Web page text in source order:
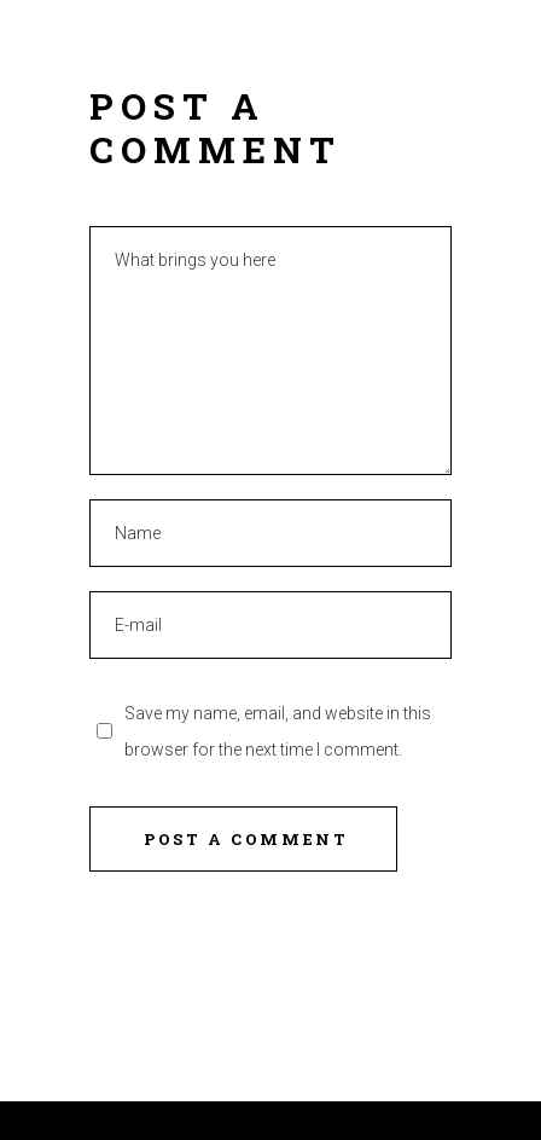
POST A
COMMENT
Save my name, email, and website in this
browser for the next time I comment.
POST A COMMENT